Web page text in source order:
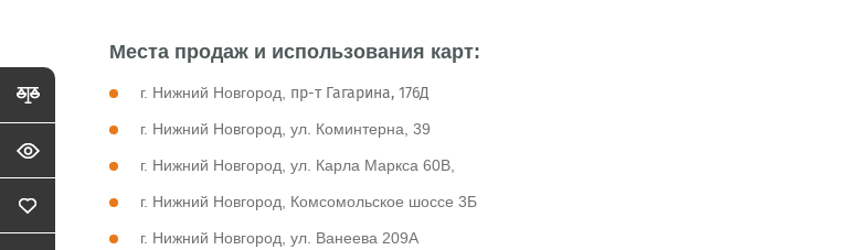
Места продаж и использования карт:
г. Нижний Новгород, пр-т Гагарина, 176Д
г. Нижний Новгород, ул. Коминтерна, 39
г. Нижний Новгород, ул. Карла Маркса 60В,
г. Нижний Новгород, Комсомольское шоссе 3Б
г. Нижний Новгород, ул. Ванеева 209А